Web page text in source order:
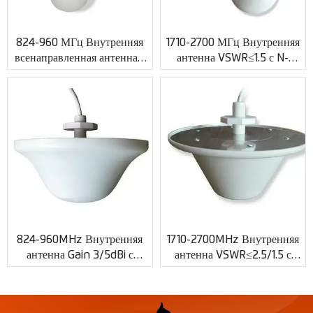
824-960 МГц Внутренняя
всенаправленная антенна с
усилением 3dBi и
индивидуальным
коаксиальным разъемом
XMR-SN05
1710-2700 МГц Внутренняя
антенна VSWR≤1.5 с N-
образным разъемом XMR-
SN06
824-960MHz Внутренняя
антенна Gain 3/5dBi с
индивидуальным
1710-2700MHz Внутренняя
антенна VSWR≤2.5/1.5 с
разъемом N Jack XMR-SN08